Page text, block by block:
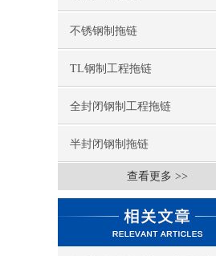
不锈钢制拖链
TL钢制工程拖链
全封闭钢制工程拖链
半封闭钢制拖链
查看更多 >>